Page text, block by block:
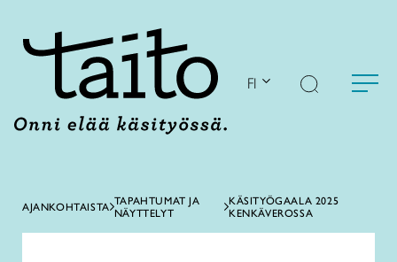
FI
AJANKOHTAISTA TAPAHTUMAT JA
NÄYTTELYT
KÄSITYÖGAALA 2025
KENKÄVEROSSA